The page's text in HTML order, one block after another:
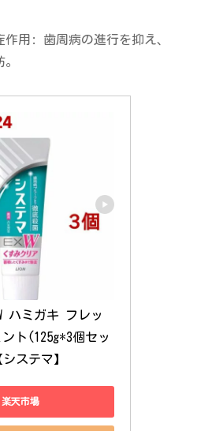
作用: 歯周病の進行を抑え、
ハミガキ フレッ
ト(125g*3個セッ
システマ】
楽天市場